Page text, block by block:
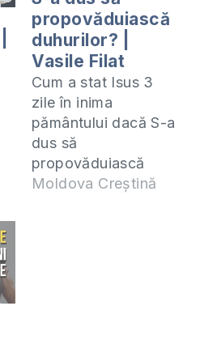
propovăduiască
duhurilor? |
Vasile Filat
Cum a stat Isus 3
zile în inima
pământului dacă S-a
dus să
propovăduiască
duhurilor? Cursul
Moldova Creștină